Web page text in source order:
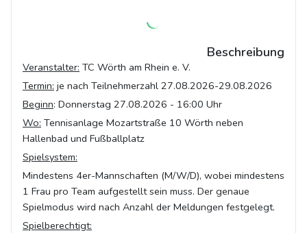
Beschreibung
Veranstalter: TC Wörth am Rhein e. V.
Termin: je nach Teilnehmerzahl 27.08.2026-29.08.2026
Beginn: Donnerstag 27.08.2026 - 16:00 Uhr
Wo: Tennisanlage Mozartstraße 10 Wörth neben
Hallenbad und Fußballplatz
Spielsystem:
Mindestens 4er-Mannschaften (M/W/D), wobei mindestens
1 Frau pro Team aufgestellt sein muss. Der genaue
Spielmodus wird nach Anzahl der Meldungen festgelegt.
Spielberechtigt: